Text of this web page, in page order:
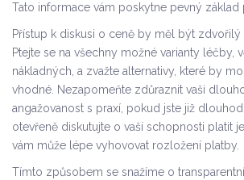
Tato informace vám poskytne pevný základ
Přístup k diskusi o ceně by měl být zdvořilý
Ptejte se na všechny možné varianty léčby,
nákladných, a zvažte alternativy, které by
vhodné. Nezapomeňte zdůraznit vaši
angažovanost s praxí, pokud jste již
otevřeně diskutujte o vaší schopnosti platit
vám může lépe vyhovovat rozložení platby.
Tímto způsobem se snažíme o